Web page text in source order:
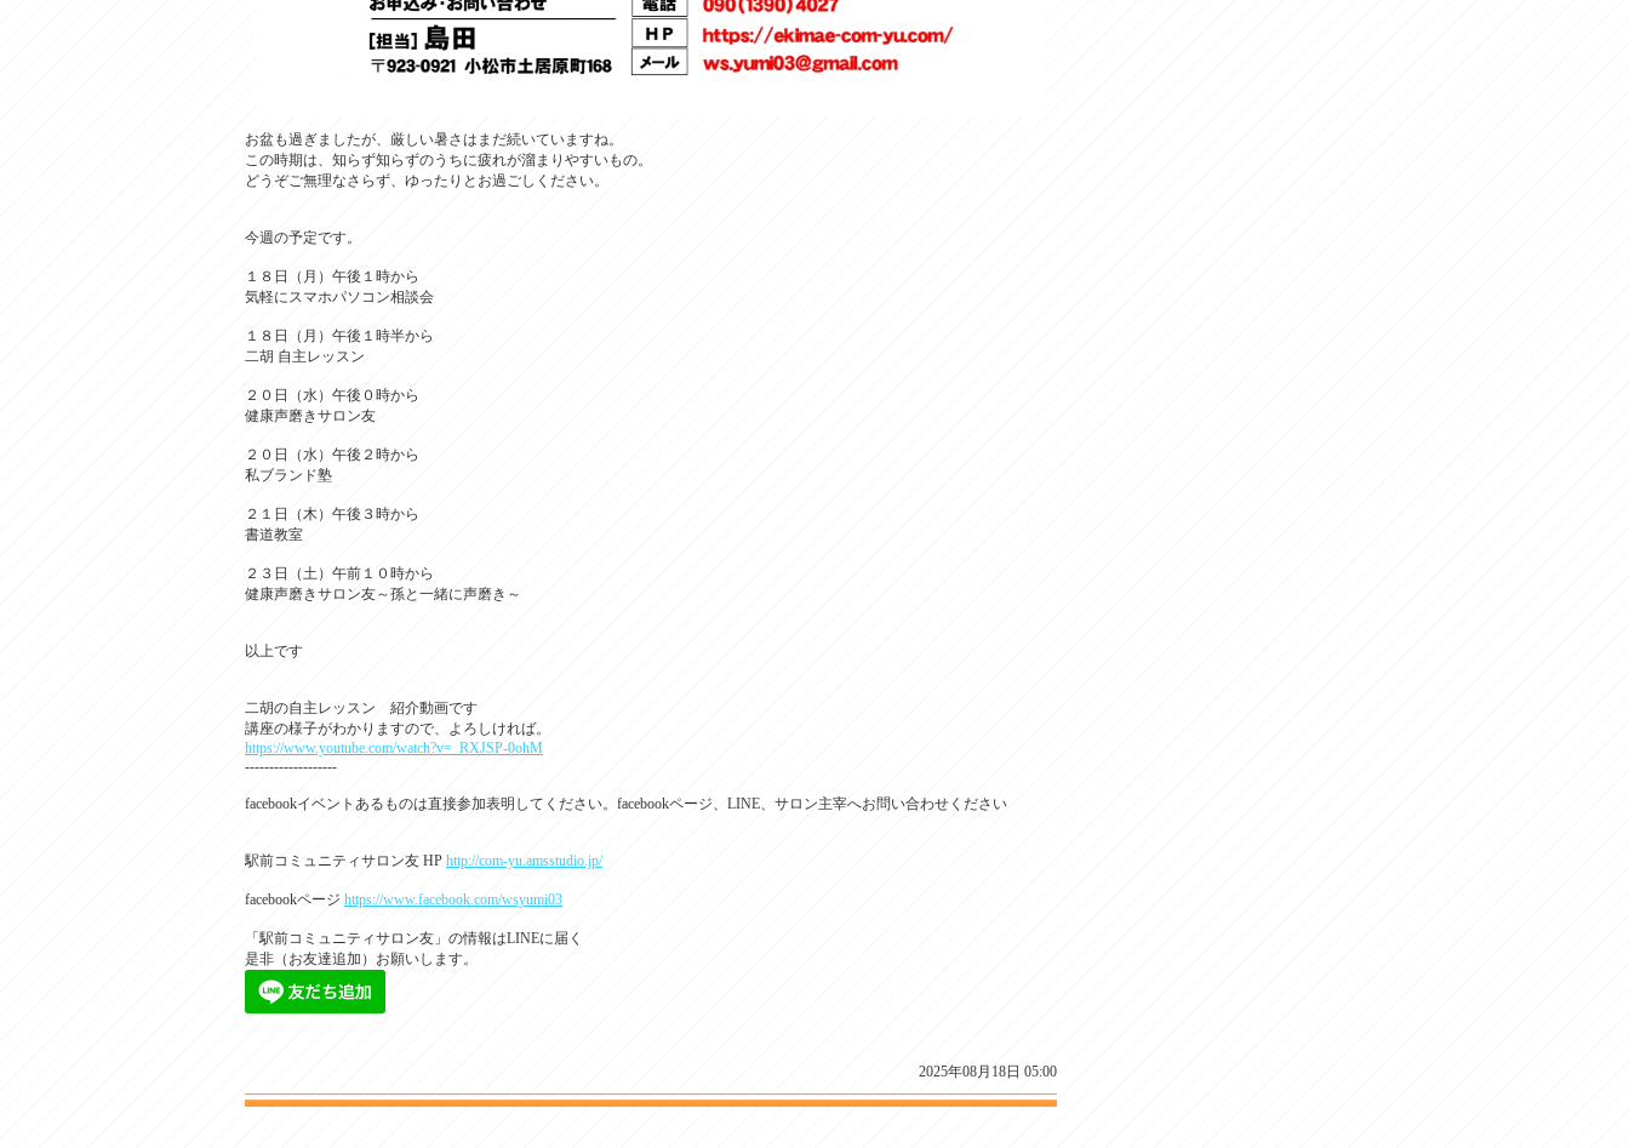
お盆も過ぎましたが、厳しい暑さはまだ続いていますね。
この時期は、知らず知らずのうちに疲れが溜まりやすいもの。
どうぞご無理なさらず、ゆったりとお過ごしください。
今週の予定です。
１８日（月）午後１時から
気軽にスマホパソコン相談会
１８日（月）午後１時半から
二胡 自主レッスン
２０日（水）午後０時から
健康声磨きサロン友
２０日（水）午後２時から
私ブランド塾
２１日（木）午後３時から
書道教室
２３日（土）午前１０時から
健康声磨きサロン友～孫と一緒に声磨き～
以上です
二胡の自主レッスン 紹介動画です
講座の様子がわかりますので、よろしければ。
https://www.youtube.com/watch?v=_RXJSP-0ohM
-------------------
facebookイベントあるものは直接参加表明してください。facebookページ、LINE、サロン主宰へお問い合わせください
駅前コミュニティサロン友 HPhttp://com-yu.amsstudio.jp/
facebookページhttps://www.facebook.com/wsyumi03
「駅前コミュニティサロン友」の情報はLINEに届く
是非（お友達追加）お願いします。
2025年08月18日 05:00